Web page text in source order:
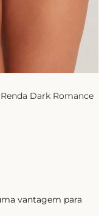
Dark Romance
vantagem para